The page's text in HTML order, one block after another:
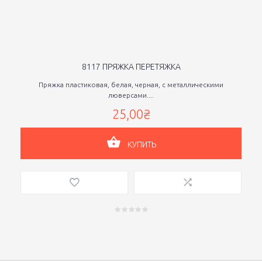
8117 ПРЯЖКА ПЕРЕТЯЖКА
Пряжка пластиковая, белая, черная, с металлическими
люверсами....
25,00₴
КУПИТЬ